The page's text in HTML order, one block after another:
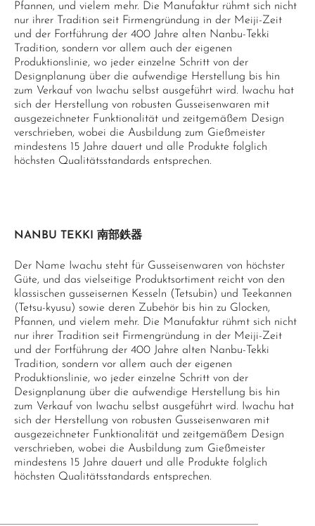
Pfannen, und vielem mehr. Die Manufaktur rühmt sich nicht
nur ihrer Tradition seit Firmengründung in der Meiji-Zeit
und der Fortführung der 400 Jahre alten Nanbu-Tekki
Tradition, sondern vor allem auch der eigenen
Produktionslinie, wo jeder einzelne Schritt von der
Designplanung über die aufwendige Herstellung bis hin
zum Verkauf von Iwachu selbst ausgeführt wird. Iwachu hat
sich der Herstellung von robusten Gusseisenwaren mit
ausgezeichneter Funktionalität und zeitgemäßem Design
verschrieben, wobei die Ausbildung zum Gießmeister
mindestens 15 Jahre dauert und alle Produkte folglich
höchsten Qualitätsstandards entsprechen.
NANBU TEKKI 南部鉄器
Der Name Iwachu steht für Gusseisenwaren von höchster
Güte, und das vielseitige Produktsortiment reicht von den
klassischen gusseisernen Kesseln (Tetsubin) und Teekannen
(Tetsu-kyusu) sowie deren Zubehör bis hin zu Glocken,
Pfannen, und vielem mehr. Die Manufaktur rühmt sich nicht
nur ihrer Tradition seit Firmengründung in der Meiji-Zeit
und der Fortführung der 400 Jahre alten Nanbu-Tekki
Tradition, sondern vor allem auch der eigenen
Produktionslinie, wo jeder einzelne Schritt von der
Designplanung über die aufwendige Herstellung bis hin
zum Verkauf von Iwachu selbst ausgeführt wird. Iwachu hat
sich der Herstellung von robusten Gusseisenwaren mit
ausgezeichneter Funktionalität und zeitgemäßem Design
verschrieben, wobei die Ausbildung zum Gießmeister
mindestens 15 Jahre dauert und alle Produkte folglich
höchsten Qualitätsstandards entsprechen.